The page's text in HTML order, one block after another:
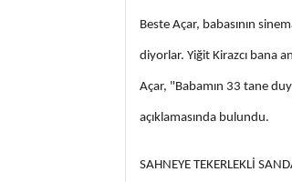
Beste Açar, babasının
diyorlar. Yiğit Kirazcı bana
Açar, "Babamın 33 tane
açıklamasında bulundu.
SAHNEYE TEKERLEKLİ